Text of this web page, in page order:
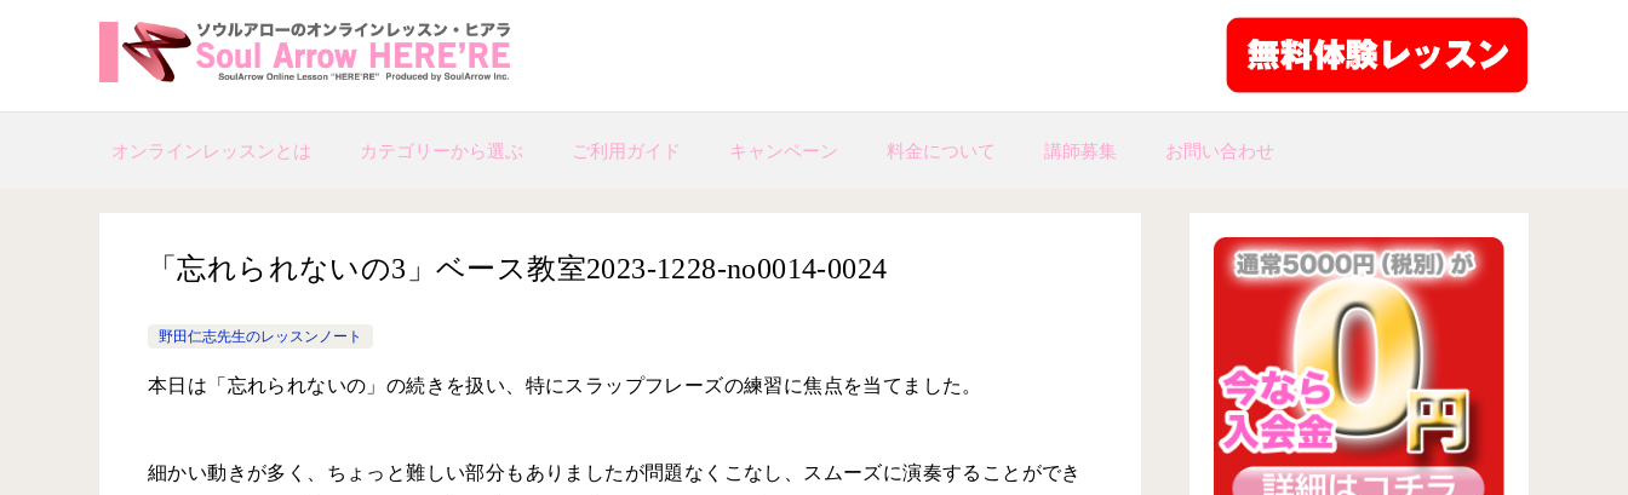
オンラインレッスンとは カテゴリーから選ぶ ご利用ガイド キャンペーン 料金について 講師募集 お問い合わせ
「忘れられないの3」ベース教室2023-1228-no0014-0024
野田仁志先生のレッスンノート
本日は「忘れられないの」の続きを扱い、特にスラップフレーズの練習に焦点を当てました。
細かい動きが多く、ちょっと難しい部分もありましたが問題なくこなし、スムーズに演奏することができ